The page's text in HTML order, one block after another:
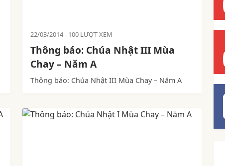
22/03/2014 100 LƯỢT XEM
Thông báo: Chúa Nhật III Mùa
Chay – Năm A
Thông báo: Chúa Nhật III Mùa Chay – Năm A